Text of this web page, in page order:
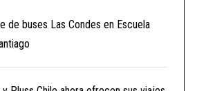
de buses Las Condes en Escuela